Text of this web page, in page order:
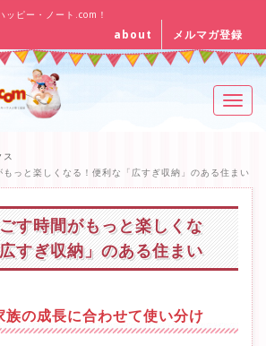
ッピー・ノート.com！
about メルマガ登録
ス
っと楽しくなる！便利な「広すぎ収納」のある住まい
す時間がもっと楽しくな
すぎ収納」のある住まい
の成長に合わせて使い分け